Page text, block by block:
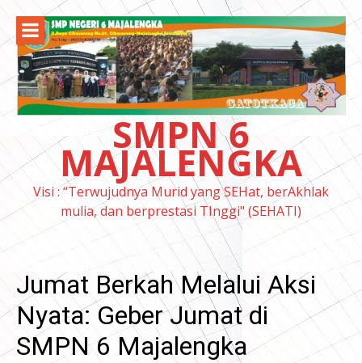
konten
SMPN 6
MAJALENGKA
Visi : “Terwujudnya Murid yang SEHat, berAkhlak
mulia, dan berprestasi TInggi" (SEHATI)
Jumat Berkah Melalui Aksi
Nyata: Geber Jumat di
SMPN 6 Majalengka